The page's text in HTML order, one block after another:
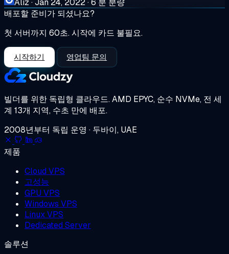
Aliz ·Jan 24, 2022·6 분 분량
배포할 준비가 되셨나요?
첫 서버까지 60초. 시작에 카드 불필요.
시작하기 영업팀 문의
빌더를 위한 독립형 클라우드.AMD EPYC, 순수 NVMe, 전 세
계 13개 지역, 수초 만에 배포.
2008년부터 독립 운영 · 두바이, UAE
제품
Cloud VPS
고성능
GPU VPS
Windows VPS
Linux VPS
Dedicated Server
솔루션